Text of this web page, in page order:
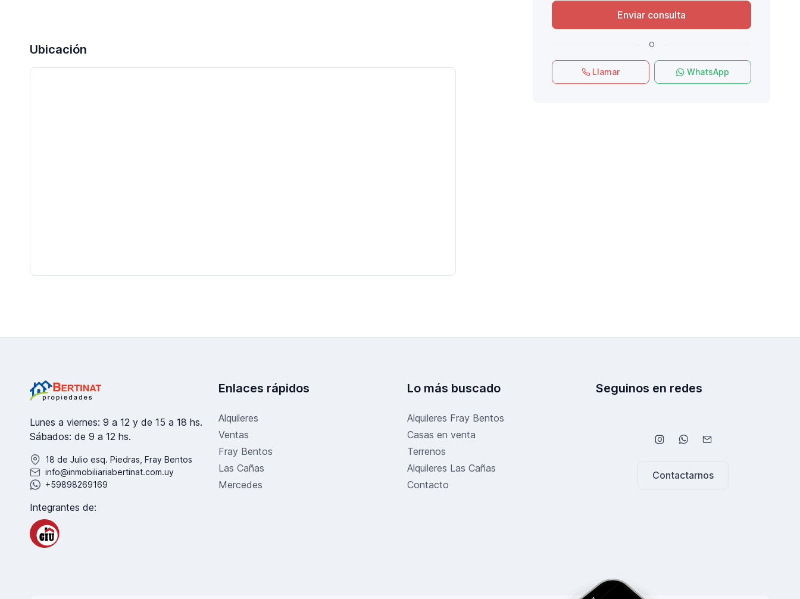
Ubicación
Enviar consulta
o
Llamar WhatsApp
Lunes a viernes: 9 a 12 y de 15 a 18 hs.
Sábados: de 9 a 12 hs.
18 de Julio esq. Piedras, Fray Bentos
info@inmobiliariabertinat.com.uy
+59898269169
Integrantes de:
Enlaces rápidos
Alquileres
Ventas
Fray Bentos
Las Cañas
Mercedes
Lo más buscado
Alquileres Fray Bentos
Casas en venta
Terrenos
Alquileres Las Cañas
Contacto
Seguinos en redes
Contactarnos